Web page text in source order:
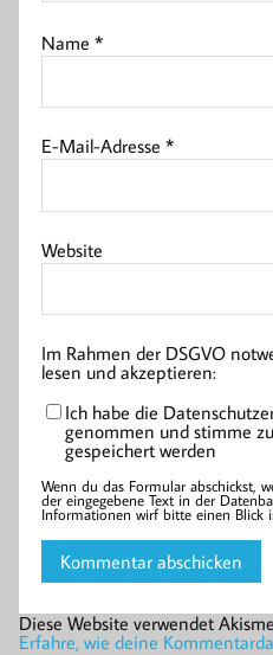
Name*
E-Mail-Adresse*
Website
Im Rahmen der DSGVO
lesen und akzeptieren:
Ich habe die
genommen und stimme
gespeichert werden
Wenn du das Formular abschickst,
der eingegebene Text in der
Informationen wirf bitte einen Blick
Diese Website verwendet
Erfahre, wie deine